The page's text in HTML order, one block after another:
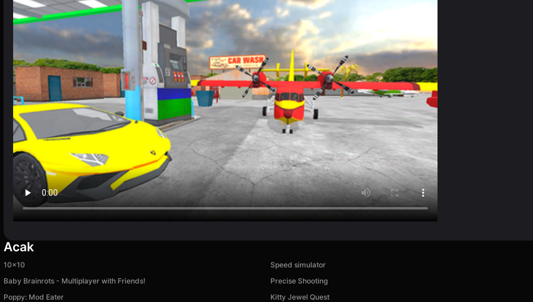
Acak
10x10 Speed simulator
Baby Brainrots - Multiplayer with Friends!
Precise Shooting
Poppy: Mod Eater
Kitty Jewel Quest